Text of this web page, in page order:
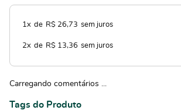
1x de R$ 26,73 sem juros
2x de R$ 13,36 sem juros
Carregando comentários ...
Tags do Produto